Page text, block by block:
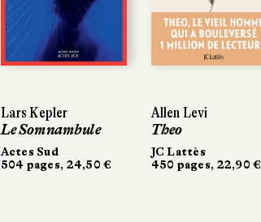
Lars Kepler
Le Somnambule
Actes Sud
504 pages, 24,50 €
Allen Levi
Theo
JC Lattès
450 pages, 22,90 €
Lars Kepler
Le Somnambule
Actes Sud
504 pages, 24,50 €
Allen Levi
Theo
JC Lattès
450 pages, 22,90 €